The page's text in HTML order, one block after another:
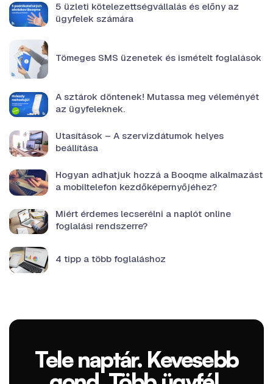
5 üzleti kötelezettségvállalás és előny az
ügyfelek számára
Tömeges SMS üzenetek és ismételt foglalások
A sztárok döntenek! Mutassa meg véleményét
az ügyfeleknek.
Utasítások – A szervizdátumok helyes
beállítása
Hogyan adhatjuk hozzá a Booqme alkalmazást
a mobiltelefon kezdőképernyőjéhez?
Miért érdemes lecserélni a naplót online
foglalási rendszerre?
4 tipp a több foglaláshoz
Tele naptár. Kevesebb